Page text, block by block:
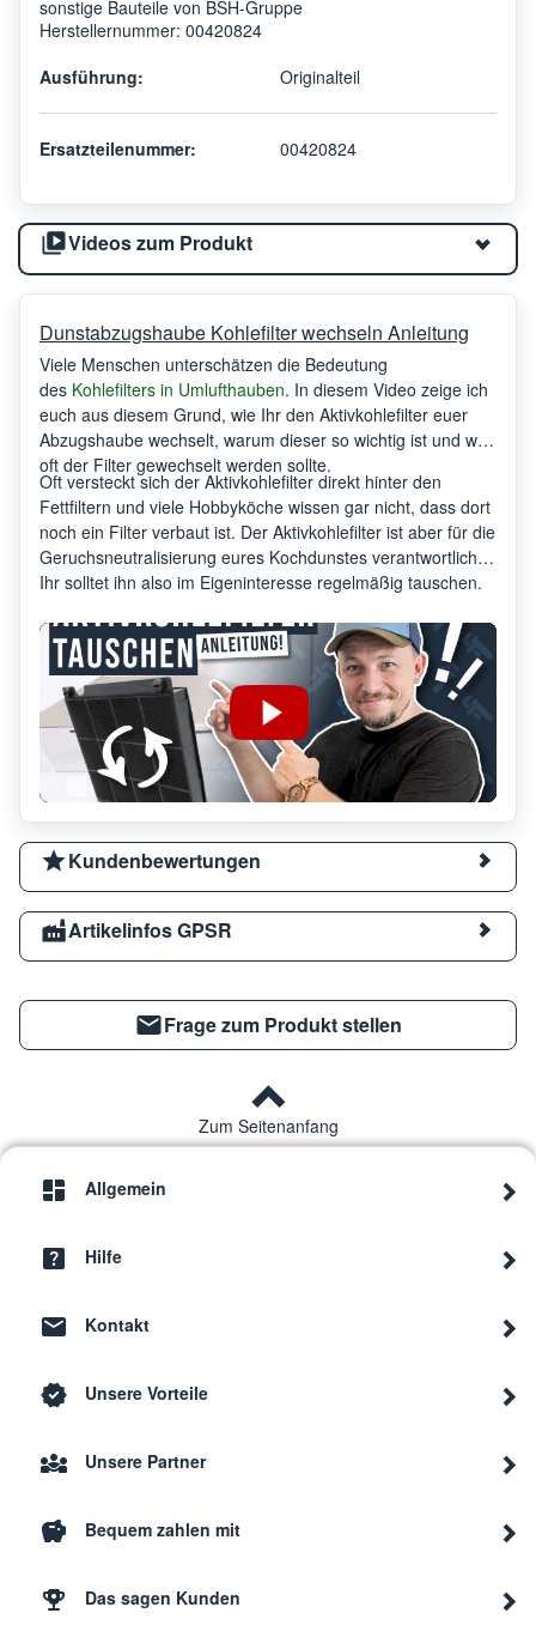
sonstige Bauteile von BSH-Gruppe
Herstellernummer: 00420824
Ausführung:
Originalteil
Ersatzteilenummer: 00420824
Videos zum Produkt
Dunstabzugshaube Kohlefilter wechseln Anleitung
Viele Menschen unterschätzen die Bedeutung
des Kohlefilters in Umlufthauben. In diesem Video zeige ich
euch aus diesem Grund, wie Ihr den Aktivkohlefilter euer
Abzugshaube wechselt, warum dieser so wichtig ist und wie
oft der Filter gewechselt werden sollte.
Oft versteckt sich der Aktivkohlefilter direkt hinter den
Fettfiltern und viele Hobbyköche wissen gar nicht, dass dort
noch ein Filter verbaut ist. Der Aktivkohlefilter ist aber für die
Geruchsneutralisierung eures Kochdunstes verantwortlich.
Ihr solltet ihn also im Eigeninteresse regelmäßig tauschen.
Kundenbewertungen
Artikelinfos GPSR
Frage zum Produkt stellen
Zum Seitenanfang
Allgemein
Hilfe
Kontakt
Unsere Vorteile
Unsere Partner
Bequem zahlen mit
Das sagen Kunden